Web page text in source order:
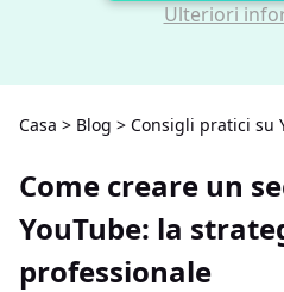
Ulteriori
Casa > Blog > Consigli pratici su
Come creare un
YouTube: la
professionale